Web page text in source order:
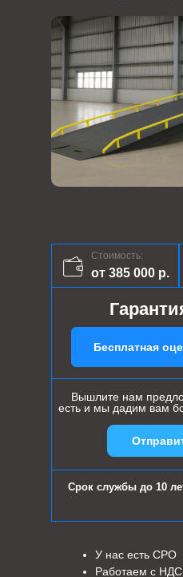
Стоимость:
от 385 000 р.
Бесплатная
Вышлите нам
есть и мы дадим вам
Срок службы до 10
У нас есть СРО
Работаем с НДС